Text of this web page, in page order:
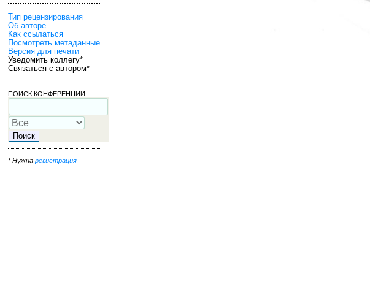
Тип рецензирования
Об авторе
Как ссылаться
Посмотреть метаданные
Версия для печати
Уведомить коллегу*
Связаться с автором*
ПОИСК КОНФЕРЕНЦИИ
* Нужна регистрация